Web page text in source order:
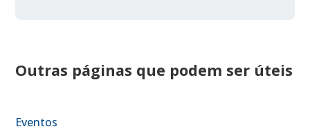
Outras páginas que podem ser úteis
Eventos